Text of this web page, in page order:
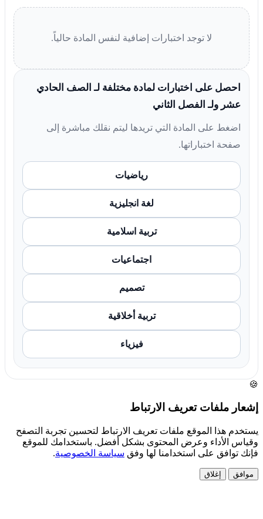
لا توجد اختبارات إضافية لنفس المادة حالياً.
احصل على اختبارات لمادة مختلفة لـ الصف الحادي
عشر ولـ الفصل الثاني
اضغط على المادة التي تريدها ليتم نقلك مباشرة إلى
صفحة اختباراتها.
رياضيات
لغة انجليزية
تربية اسلامية
اجتماعيات
تصميم
تربية أخلاقية
فيزياء
🍪
إشعار ملفات تعريف الارتباط
يستخدم هذا الموقع ملفات تعريف الارتباط لتحسين تجربة التصفح
وقياس الأداء وعرض المحتوى بشكل أفضل. باستخدامك للموقع
فإنك توافق على استخدامنا لها وفق سياسة الخصوصية.
موافق إغلاق